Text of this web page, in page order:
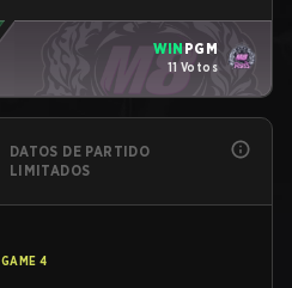
WIN PGM
11 Votos
DATOS DE PARTIDO
LIMITADOS
GAME 4